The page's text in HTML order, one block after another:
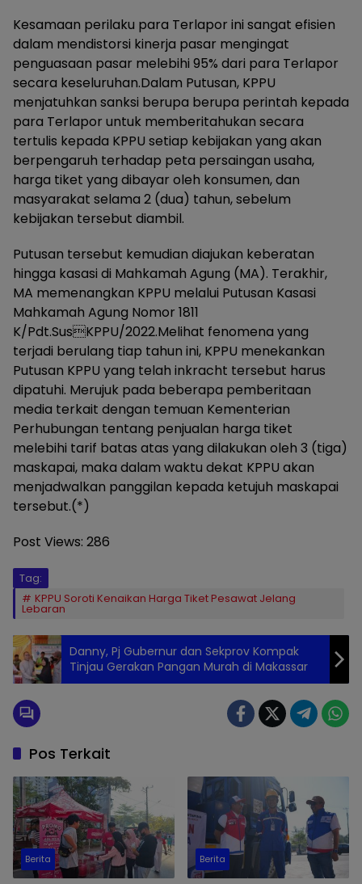
Kesamaan perilaku para Terlapor ini sangat efisien
dalam mendistorsi kinerja pasar mengingat
penguasaan pasar melebihi 95% dari para Terlapor
secara keseluruhan.Dalam Putusan, KPPU
menjatuhkan sanksi berupa berupa perintah kepada
para Terlapor untuk memberitahukan secara
tertulis kepada KPPU setiap kebijakan yang akan
berpengaruh terhadap peta persaingan usaha,
harga tiket yang dibayar oleh konsumen, dan
masyarakat selama 2 (dua) tahun, sebelum
kebijakan tersebut diambil.
Putusan tersebut kemudian diajukan keberatan
hingga kasasi di Mahkamah Agung (MA). Terakhir,
MA memenangkan KPPU melalui Putusan Kasasi
Mahkamah Agung Nomor 1811
K/Pdt.SusKPPU/2022.Melihat fenomena yang
terjadi berulang tiap tahun ini, KPPU menekankan
Putusan KPPU yang telah inkracht tersebut harus
dipatuhi. Merujuk pada beberapa pemberitaan
media terkait dengan temuan Kementerian
Perhubungan tentang penjualan harga tiket
melebihi tarif batas atas yang dilakukan oleh 3 (tiga)
maskapai, maka dalam waktu dekat KPPU akan
menjadwalkan panggilan kepada ketujuh maskapai
tersebut.(*)
Post Views: 286
Tag:
KPPU Soroti Kenaikan Harga Tiket Pesawat Jelang
Lebaran
Danny, Pj Gubernur dan Sekprov Kompak
Tinjau Gerakan Pangan Murah di Makassar
Pos Terkait
Berita Berita